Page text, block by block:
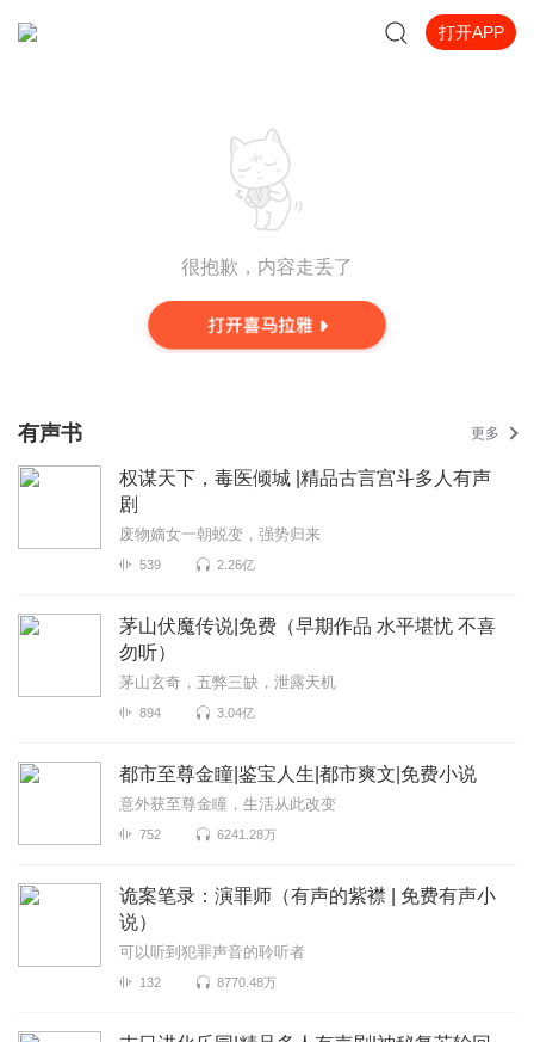
打开APP
很抱歉，内容走丢了
有声书 更多
权谋天下，毒医倾城 |精品古言宫斗多人有声
剧
废物嫡女一朝蜕变，强势归来
539 2.26亿
茅山伏魔传说|免费（早期作品 水平堪忧 不喜
勿听）
茅山玄奇，五弊三缺，泄露天机
894 3.04亿
都市至尊金瞳|鉴宝人生|都市爽文|免费小说
意外获至尊金瞳，生活从此改变
752 6241.28万
诡案笔录：演罪师（有声的紫襟 | 免费有声小
说）
可以听到犯罪声音的聆听者
132 8770.48万